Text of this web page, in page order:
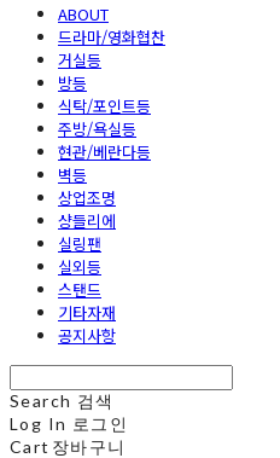
ABOUT
드라마/영화협찬
거실등
방등
식탁/포인트등
주방/욕실등
현관/베란다등
벽등
상업조명
샹들리에
실링팬
실외등
스탠드
기타자재
공지사항
Search 검색
Log In 로그인
Cart 장바구니